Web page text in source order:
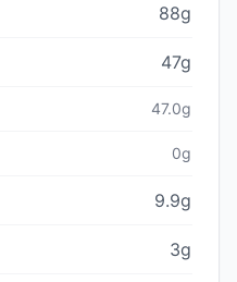
88g
47g
47.0g
0g
9.9g
3g